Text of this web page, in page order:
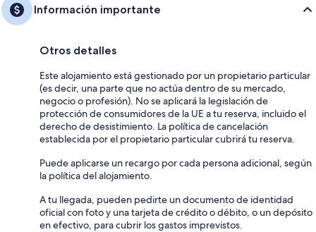
Información importante
Otros detalles
Este alojamiento está gestionado por un propietario particular
(es decir, una parte que no actúa dentro de su mercado,
negocio o profesión). No se aplicará la legislación de
protección de consumidores de la UE a tu reserva, incluido el
derecho de desistimiento. La política de cancelación
establecida por el propietario particular cubrirá tu reserva.
Puede aplicarse un recargo por cada persona adicional, según
la política del alojamiento.
A tu llegada, pueden pedirte un documento de identidad
oficial con foto y una tarjeta de crédito o débito, o un depósito
en efectivo, para cubrir los gastos imprevistos.